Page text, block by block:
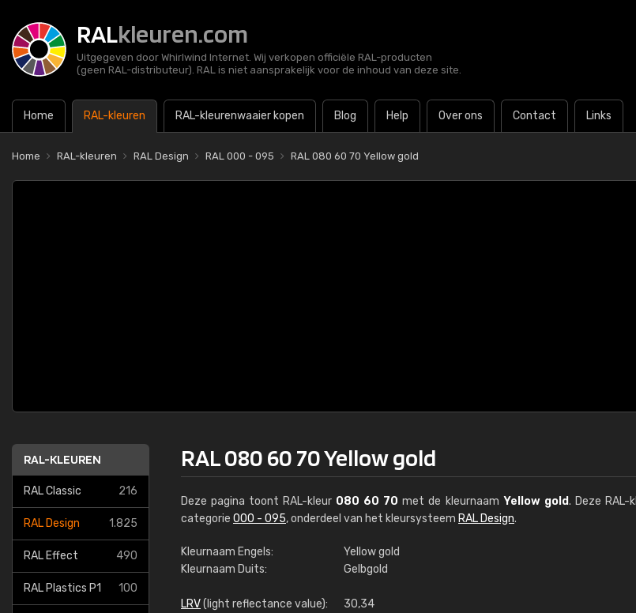
RALkleuren.com
Uitgegeven door Whirlwind Internet. Wij verkopen officiële RAL-producten
(geen RAL-distributeur). RAL is niet aansprakelijk voor de inhoud van deze site.
Home RAL-kleuren RAL-kleurenwaaier kopen Blog Help Over ons Contact Links
Home RAL-kleuren RAL Design RAL 000 - 095 RAL 080 60 70 Yellow gold
RAL-KLEUREN
RAL Classic 216
RAL Design 1.825
RAL Effect 490
RAL Plastics P1 100
RAL 080 60 70 Yellow gold
Deze pagina toont RAL-kleur 080 60 70 met de kleurnaam Yellow gold. Deze
categorie 000 - 095, onderdeel van het kleursysteem RAL Design.
Kleurnaam Engels:
Yellow gold
Kleurnaam Duits:
Gelbgold
LRV(light reflectance value): 30,34